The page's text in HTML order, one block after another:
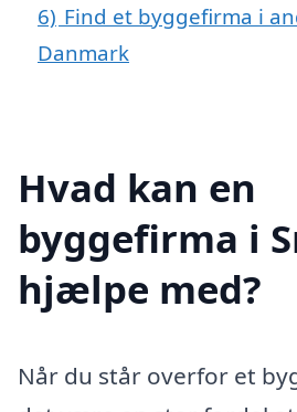
6) Find et byggefirma i
Danmark
Hvad kan en
byggefirma i
hjælpe med?
Når du står overfor et